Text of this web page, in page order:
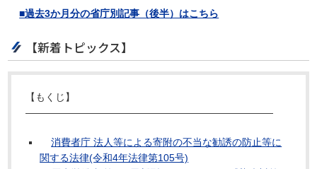
■過去3か月分の省庁別記事（後半）はこちら
【新着トピックス】
【もくじ】
―――――――――――――――――――――――――
消費者庁 法人等による寄附の不当な勧誘の防止等に
関する法律(令和4年法律第105号)